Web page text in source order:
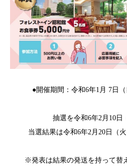
●開催期間：令和6年1月 7日（
抽選を令和6年2月10日
当選結果は令和6年2月20日（
※発表は結果の発送を持って替